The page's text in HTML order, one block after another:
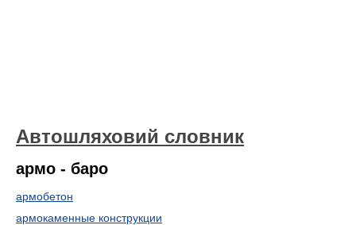
Автошляховий словник
армо - баро
армобетон
армокаменные конструкции